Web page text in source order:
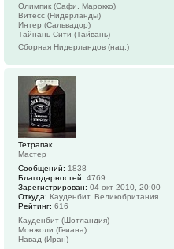
Олимпик (Сафи, Марокко)
Витесс (Нидерланды)
Интер (Сальвадор)
Тайнань Сити (Тайвань)
Сборная Нидерландов (нац.)
Тетрапак
Мастер
Сообщений: 1838
Благодарностей: 4769
Зарегистрирован: 04 окт 2010, 20:00
Откуда: Кауденбит, Великобритания
Рейтинг: 616
Кауденбит (Шотландия)
Монжоли (Гвиана)
Навад (Иран)